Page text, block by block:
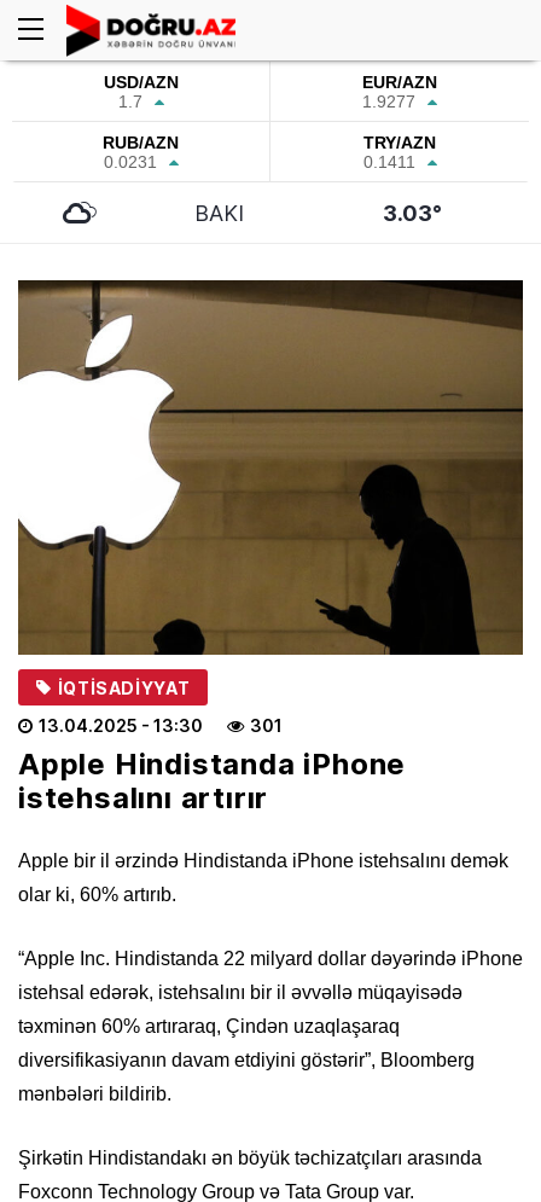
USD/AZN
1.7
EUR/AZN
1.9277
RUB/AZN
0.0231
TRY/AZN
0.1411
BAKI 3.03°
İQTISADIYYAT
13.04.2025 - 13:30 301
Apple Hindistanda iPhone
istehsalını artırır
Apple bir il ərzində Hindistanda iPhone istehsalını demək
olar ki, 60% artırıb.
“Apple Inc. Hindistanda 22 milyard dollar dəyərində iPhone
istehsal edərək, istehsalını bir il əvvəllə müqayisədə
təxminən 60% artıraraq, Çindən uzaqlaşaraq
diversifikasiyanın davam etdiyini göstərir”, Bloomberg
mənbələri bildirib.
Şirkətin Hindistandakı ən böyük təchizatçıları arasında
Foxconn Technology Group və Tata Group var.